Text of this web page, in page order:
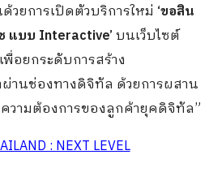
ยการเปิดตัวบริการใหม่ ‘ขอสิน
แบบ Interactive’บนเว็บไซต์
อยกระดับการสร้าง
นช่องทางดิจิทัล ด้วยการผสาน
วามต้องการของลูกค้ายุคดิจิทัล”